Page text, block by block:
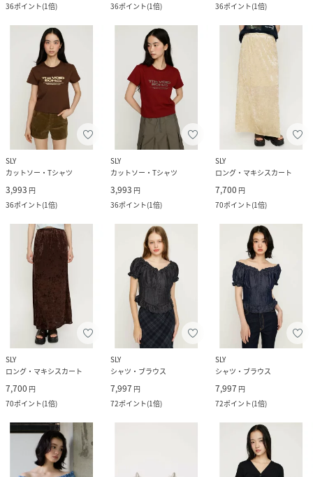
36ポイント(1倍)
36ポイント(1倍)
36ポイント(1倍)
SLY
カットソー・Tシャツ
3,993 円
36ポイント(1倍)
SLY
カットソー・Tシャツ
3,993 円
36ポイント(1倍)
SLY
ロング・マキシスカート
7,700 円
70ポイント(1倍)
SLY
ロング・マキシスカート
7,700 円
70ポイント(1倍)
SLY
シャツ・ブラウス
7,997 円
72ポイント(1倍)
SLY
シャツ・ブラウス
7,997 円
72ポイント(1倍)